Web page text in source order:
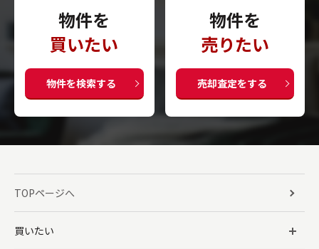
物件を
買いたい
物件を検索する
物件を
売りたい
売却査定をする
TOPページへ
買いたい